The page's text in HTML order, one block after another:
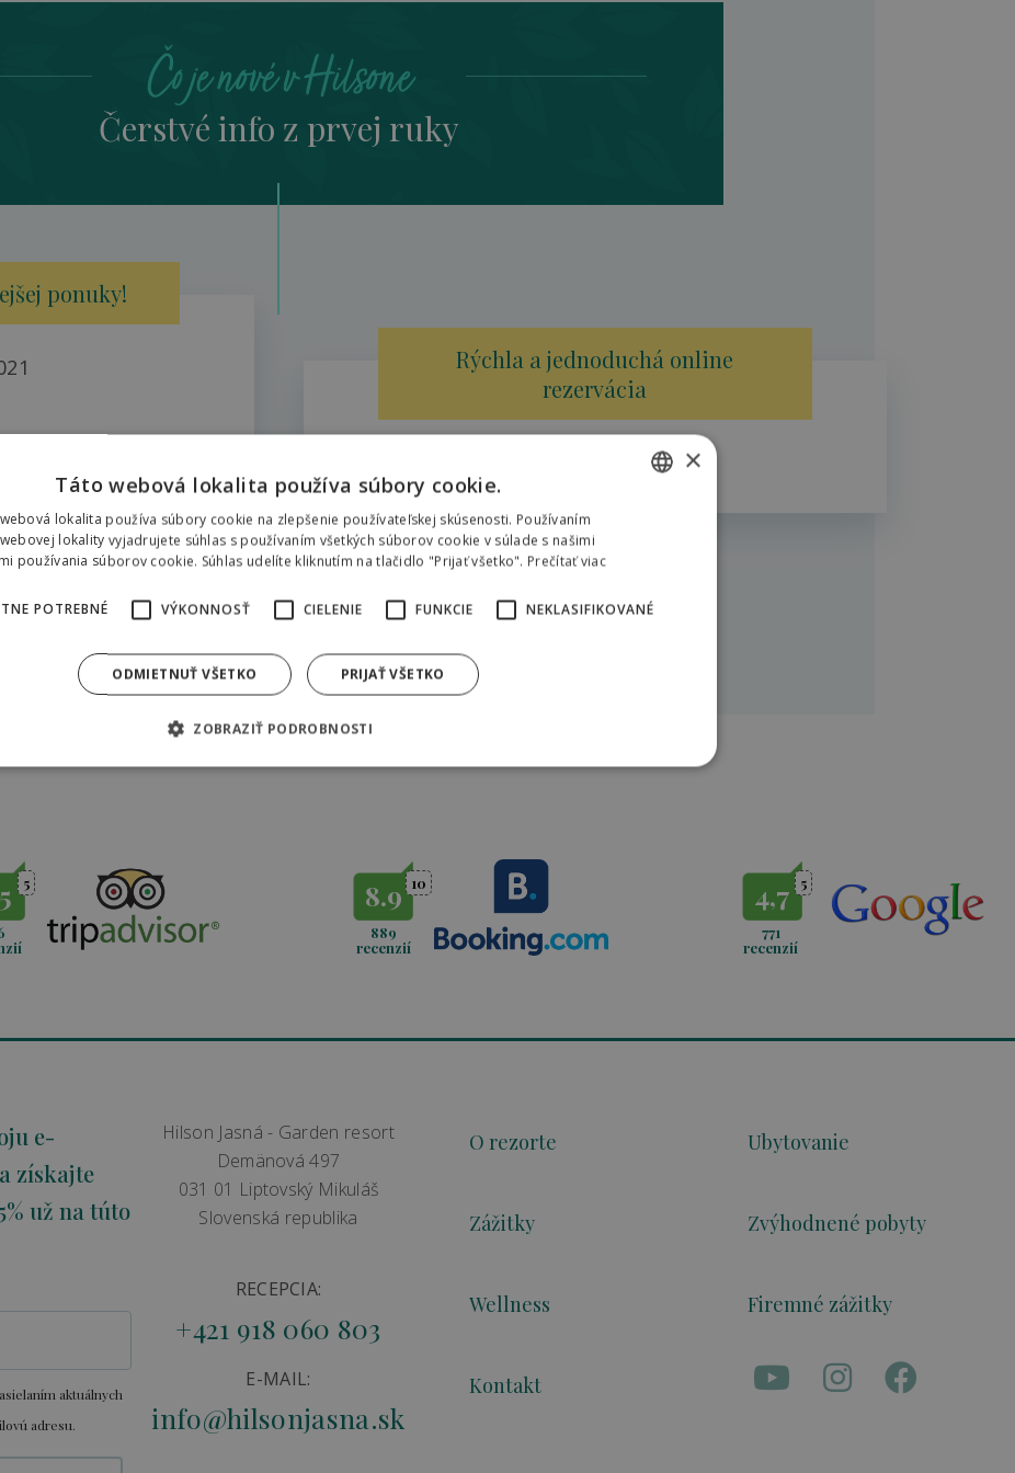
Čo je nové v Hilsone
Čerstvé info z prvej ruky
ponuky!
Rýchla a jednoduchá online
rezervácia
04.11.2020
zdravia
5 8.9 10
889
recenzií
4,7 5
771
recenzií
e-
získajte
už na túto
aktuálnych
adresu.
Hilson Jasná - Garden resort
Demänová 497
031 01 Liptovský Mikuláš
Slovenská republika
RECEPCIA:
+421 918 060 803
E-MAIL:
info@hilsonjasna.sk
O rezorte Ubytovanie
Zážitky Zvýhodnené pobyty
Wellness Firemné zážitky
Kontakt
×
Táto webová lokalita používa súbory cookie.
lokalita používa súbory cookie na zlepšenie používateľskej skúsenosti. Používaním
lokality vyjadrujete súhlas s používaním všetkých súborov cookie v súlade s našimi
používania súborov cookie. Súhlas udelíte kliknutím na tlačidlo "Prijať všetko". Prečítať viac
POTREBNÉ VÝKONNOSŤ CIELENIE FUNKCIE NEKLASIFIKOVANÉ
PRIJAŤ VŠETKO
ODMIETNUŤ VŠETKO
ZOBRAZIŤ PODROBNOSTI